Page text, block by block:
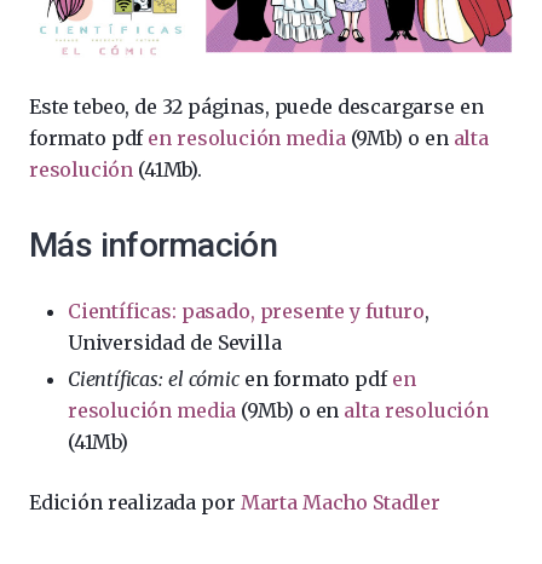
Este tebeo, de 32 páginas, puede descargarse en
formato pdf en resolución media(9Mb) o en alta
resolución (41Mb).
Más información
Científicas: pasado, presente y futuro,
Universidad de Sevilla
Científicas: el cómicen formato pdf en
resolución media (9Mb) o en alta resolución
(41Mb)
Edición realizada por Marta Macho Stadler